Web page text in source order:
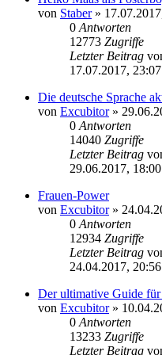
von Staber»
0 Antworten
12773 Zugriffe
Letzter Beitrag
17.07.2017, 23:07
Die deutsche Sprache
von Excubitor»
0 Antworten
14040 Zugriffe
Letzter Beitrag
29.06.2017, 18:00
Frauen-Power
von Excubitor»
0 Antworten
12934 Zugriffe
Letzter Beitrag
24.04.2017, 20:56
Der ultimative Guide für
von Excubitor»
0 Antworten
13233 Zugriffe
Letzter Beitrag